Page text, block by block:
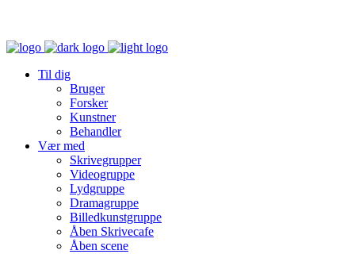
Til dig
Bruger
Forsker
Kunstner
Behandler
Vær med
Skrivegrupper
Videogruppe
Lydgruppe
Dramagruppe
Billedkunstgruppe
Åben Skrivecafe
Åben scene